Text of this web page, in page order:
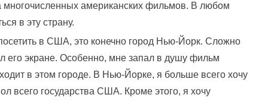
многочисленных американских фильмов. В любом
в эту страну.
в США, это конечно город Нью-Йорк. Сложно
его экране. Особенно, мне запал в душу фильм
в этом городе. В Нью-Йорке, я больше всего хочу
всего государства США. Кроме этого, я хочу